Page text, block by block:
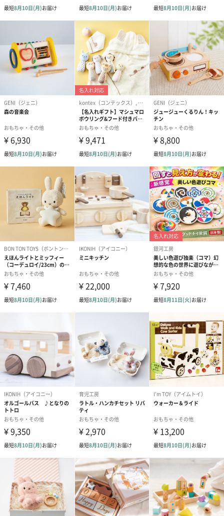
出産祝いちょい足しギフト
出産祝いギフトへの＋αにおすすめです。お母様にもお子様にも嬉
しいギフトオプションをご用意いたしました。
商品と同梱してお届けいたします。
絵本&うさぎ（ピンク）
（2,702円）
ノンカフェインフルー
ツティー（562円）
葉酸入りデカ
ヒー（875円）
生花
※9-15時にご注文いただく場合、最短のお届け可能日が通常より
も1日遅くなります。
シーズンブーケ（ひま
わり）（1,880円）
ブーケ（ホワイトグリ
ーン）（1,650円）
ブーケ（ピン
（1,650円）
ドライフラワー・プリザーブドフラワー
自然のお花で作ったドライフラワー・プリザーブドフラワーを同
梱します。
一部花材が写真と異なる場合がございます。予めご了承くださ
い。パッケージに入れてお届けします。